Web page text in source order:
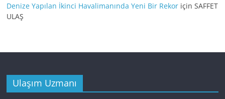
Denize Yapılan İkinci Havalimanında Yeni Bir Rekor içinSAFFET
ULAŞ
Ulaşım Uzmanı